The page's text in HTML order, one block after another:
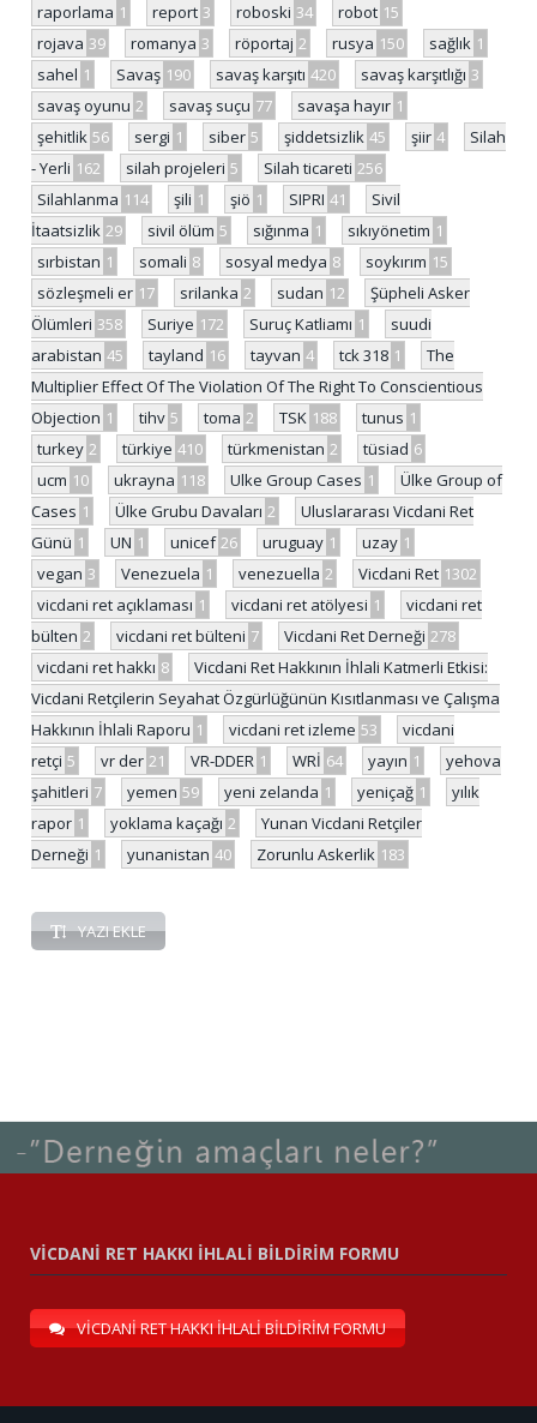
raporlama 1 report 3 roboski 34 robot 15
rojava 39 romanya 3 röportaj 2 rusya 150 sağlık 1
sahel 1 Savaş 190 savaş karşıtı 420 savaş karşıtlığı 3
savaş oyunu 2 savaş suçu 77 savaşa hayır 1
şehitlik 56 sergi 1 siber 5 şiddetsizlik 45 şiir 4
Silah
- Yerli 162 silah projeleri 5 Silah ticareti 256
Silahlanma 114 şili 1 şiö 1 SIPRI 41
Sivil
İtaatsizlik 29 sivil ölüm 5 sığınma 1 sıkıyönetim 1
sırbistan 1 somali 8 sosyal medya 8 soykırım 15
sözleşmeli er 17 srilanka 2 sudan 12
Şüpheli Asker
Ölümleri 358 Suriye 172 Suruç Katliamı 1
suudi
arabistan 45 tayland 16 tayvan 4 tck 318 1
The
Multiplier Effect Of The Violation Of The Right To Conscientious
Objection 1 tihv 5 toma 2 TSK 188 tunus 1
turkey 2 türkiye 410 türkmenistan 2 tüsiad 6
ucm 10 ukrayna 118 Ulke Group Cases 1
Ülke Group of
Cases 1 Ülke Grubu Davaları 2
Uluslararası Vicdani Ret
Günü 1 UN 1 unicef 26 uruguay 1 uzay 1
vegan 3 Venezuela 1 venezuella 2 Vicdani Ret 1302
vicdani ret açıklaması 1 vicdani ret atölyesi 1
vicdani ret
bülten 2 vicdani ret bülteni 7 Vicdani Ret Derneği 278
vicdani ret hakkı 8
Vicdani Ret Hakkının İhlali Katmerli Etkisi:
Vicdani Retçilerin Seyahat Özgürlüğünün Kısıtlanması ve Çalışma
Hakkının İhlali Raporu 1 vicdani ret izleme 53
vicdani
retçi 5 vr der 21 VR-DDER 1 WRİ 64 yayın 1
yehova
şahitleri 7 yemen 59 yeni zelanda 1 yeniçağ 1
yılık
rapor 1 yoklama kaçağı 2
Yunan Vicdani Retçiler
Derneği 1 yunanistan 40 Zorunlu Askerlik 183
YAZI EKLE
VİCDANİ RET HAKKI İHLALİ BİLDİRİM FORMU
VİCDANİ RET HAKKI İHLALİ BİLDİRİM FORMU